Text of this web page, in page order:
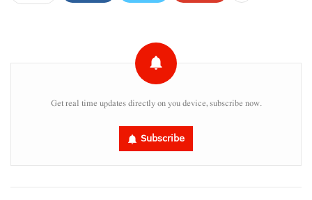
Get real time updates directly on you device, subscribe now.
Subscribe